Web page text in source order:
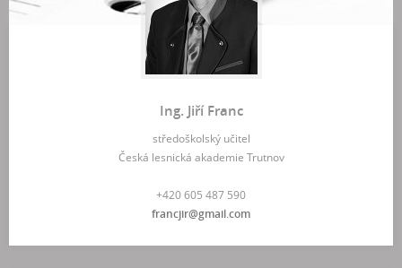
Ing. Jiří Franc
středoškolský učitel
Česká lesnická akademie Trutnov
+420 605 487 590
francjir@gmail.com